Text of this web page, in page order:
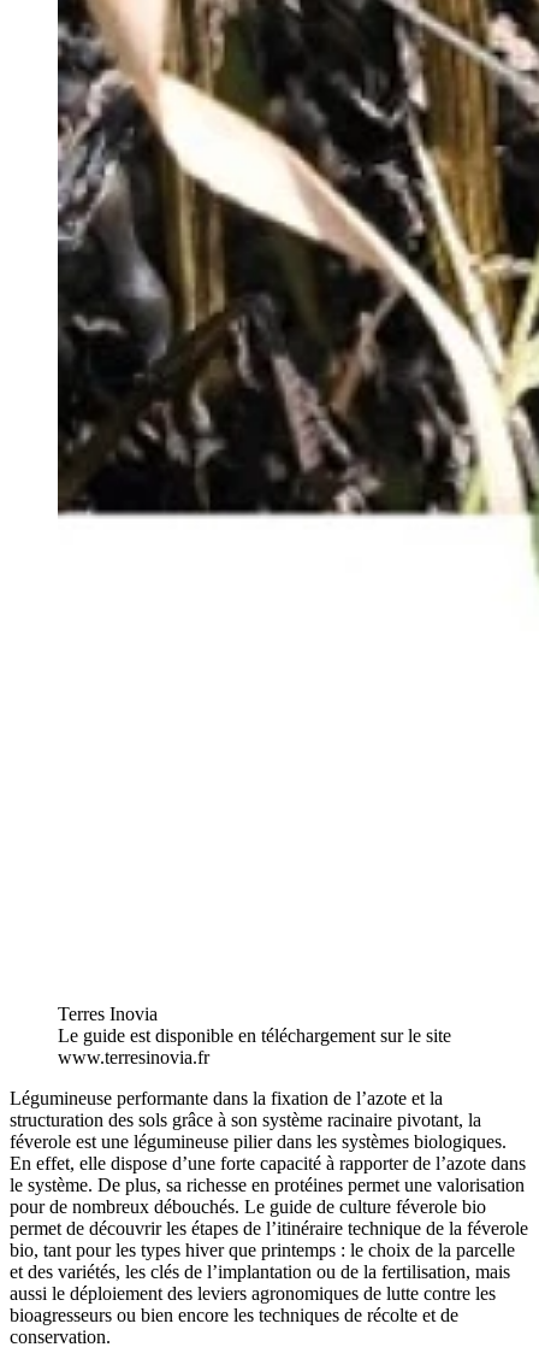
Terres Inovia
Le guide est disponible en téléchargement sur le site
www.terresinovia.fr
Légumineuse performante dans la fixation de l’azote et la
structuration des sols grâce à son système racinaire pivotant, la
féverole est une légumineuse pilier dans les systèmes biologiques.
En effet, elle dispose d’une forte capacité à rapporter de l’azote dans
le système. De plus, sa richesse en protéines permet une valorisation
pour de nombreux débouchés. Le guide de culture féverole bio
permet de découvrir les étapes de l’itinéraire technique de la féverole
bio, tant pour les types hiver que printemps : le choix de la parcelle
et des variétés, les clés de l’implantation ou de la fertilisation, mais
aussi le déploiement des leviers agronomiques de lutte contre les
bioagresseurs ou bien encore les techniques de récolte et de
conservation.